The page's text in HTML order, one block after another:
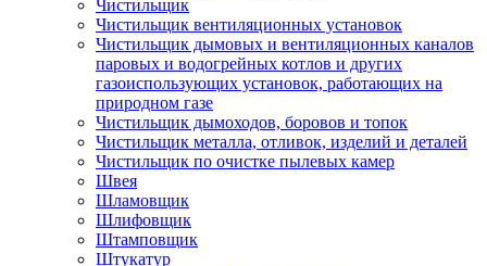
Чистильщик
Чистильщик вентиляционных установок
Чистильщик дымовых и вентиляционных каналов
паровых и водогрейных котлов и других
газоиспользующих установок, работающих на
природном газе
Чистильщик дымоходов, боровов и топок
Чистильщик металла, отливок, изделий и деталей
Чистильщик по очистке пылевых камер
Швея
Шламовщик
Шлифовщик
Штамповщик
Штукатур